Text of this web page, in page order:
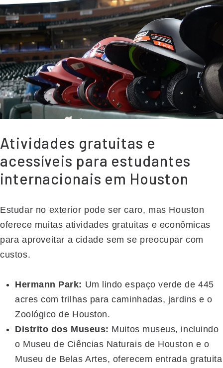
Atividades gratuitas e
acessíveis para estudantes
internacionais em Houston
Estudar no exterior pode ser caro, mas Houston
oferece muitas atividades gratuitas e econômicas
para aproveitar a cidade sem se preocupar com
custos.
Hermann Park: Um lindo espaço verde de 445
acres com trilhas para caminhadas, jardins e o
Zoológico de Houston.
Distrito dos Museus: Muitos museus, incluindo
o Museu de Ciências Naturais de Houston e o
Museu de Belas Artes, oferecem entrada gratuita